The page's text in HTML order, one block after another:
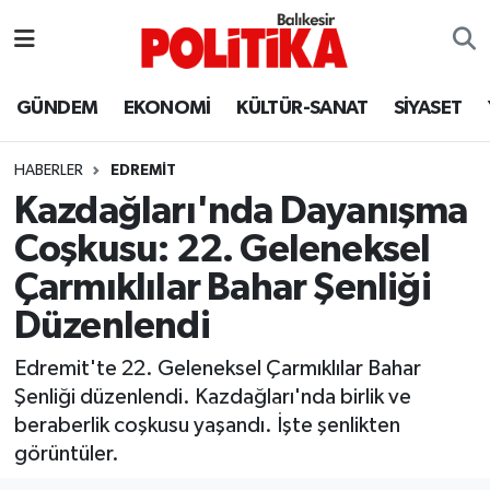
GÜNDEM EKONOMİ KÜLTÜR-SANAT SİYASET
HABERLER EDREMIT
Kazdağları'nda Dayanışma
Coşkusu: 22. Geleneksel
Çarmıklılar Bahar Şenliği
Düzenlendi
Edremit'te 22. Geleneksel Çarmıklılar Bahar
Şenliği düzenlendi. Kazdağları'nda birlik ve
beraberlik coşkusu yaşandı. İşte şenlikten
görüntüler.
Ayvalık
Balya
Bandırma
Bigadiç
BİYOGRAFİLER
Burhaniye
Balıkesir Hava Durumu
Balıkesir Namaz Vakitleri
Balıkesir Trafik Yoğunluk Haritası
Süper Lig Puan Durumu ve Fikstür
Tüm Manşetler
Son Dakika Haberleri